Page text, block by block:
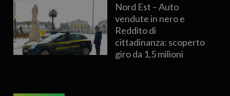
Nord Est – Auto
vendute in nero e
Reddito di
cittadinanza: scoperto
giro da 1,5 milioni